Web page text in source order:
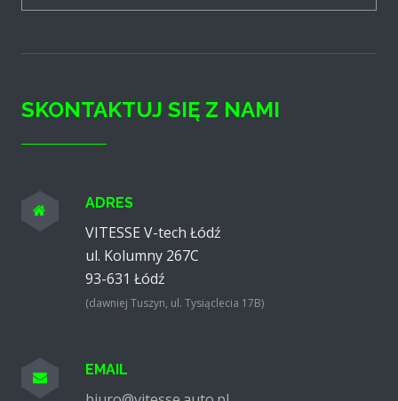
SKONTAKTUJ SIĘ Z NAMI
ADRES
VITESSE V-tech Łódź
ul. Kolumny 267C
93-631 Łódź
(dawniej Tuszyn, ul. Tysiąclecia 17B)
EMAIL